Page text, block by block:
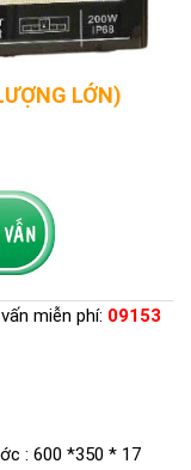
LỚN)
miễn phí: 09153
: 600 *350 * 17